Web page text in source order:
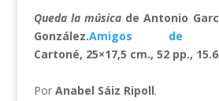
Queda la música de Antonio
González.Amigos de
Cartoné, 25×17,5 cm., 52 pp.,
Por Anabel Sáiz Ripoll.